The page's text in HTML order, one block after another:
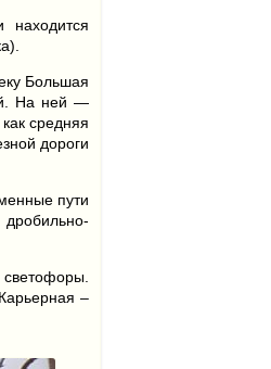
Большая
На ней —
средняя
дороги
пути
–